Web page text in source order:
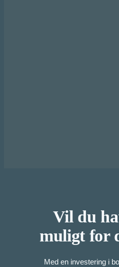
Vil du
muligt for
Med en investering i